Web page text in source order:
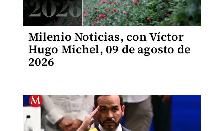
Milenio Noticias, con Víctor
Hugo Michel, 09 de agosto de
2026